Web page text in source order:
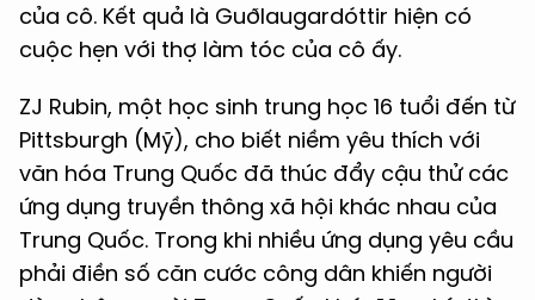
của cô. Kết quả là Guðlaugardóttir hiện có
cuộc hẹn với thợ làm tóc của cô ấy.
ZJ Rubin, một học sinh trung học 16 tuổi đến từ
Pittsburgh (Mỹ), cho biết niềm yêu thích với
văn hóa Trung Quốc đã thúc đẩy cậu thử các
ứng dụng truyền thông xã hội khác nhau của
Trung Quốc. Trong khi nhiều ứng dụng yêu cầu
phải điền số căn cước công dân khiến người